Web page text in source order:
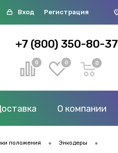
Вход Регистрация
+7 (800) 350-80-37
0 0 0
О компании
положения • Энкодеры •